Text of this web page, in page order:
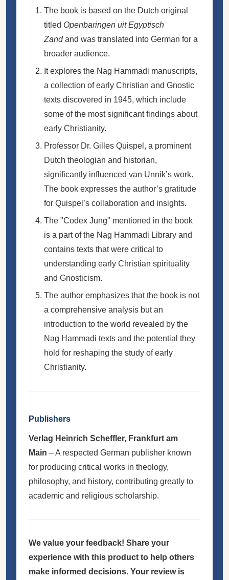
The book is based on the Dutch original
titled Openbaringen uit Egyptisch
Zandand was translated into German for a
broader audience.
It explores the Nag Hammadi manuscripts,
a collection of early Christian and Gnostic
texts discovered in 1945, which include
some of the most significant findings about
early Christianity.
Professor Dr. Gilles Quispel, a prominent
Dutch theologian and historian,
significantly influenced van Unnik’s work.
The book expresses the author’s gratitude
for Quispel’s collaboration and insights.
The "Codex Jung" mentioned in the book
is a part of the Nag Hammadi Library and
contains texts that were critical to
understanding early Christian spirituality
and Gnosticism.
The author emphasizes that the book is not
a comprehensive analysis but an
introduction to the world revealed by the
Nag Hammadi texts and the potential they
hold for reshaping the study of early
Christianity.
Publishers
Verlag Heinrich Scheffler, Frankfurt am
Main – A respected German publisher known
for producing critical works in theology,
philosophy, and history, contributing greatly to
academic and religious scholarship.
We value your feedback! Share your
experience with this product to help others
make informed decisions. Your review is